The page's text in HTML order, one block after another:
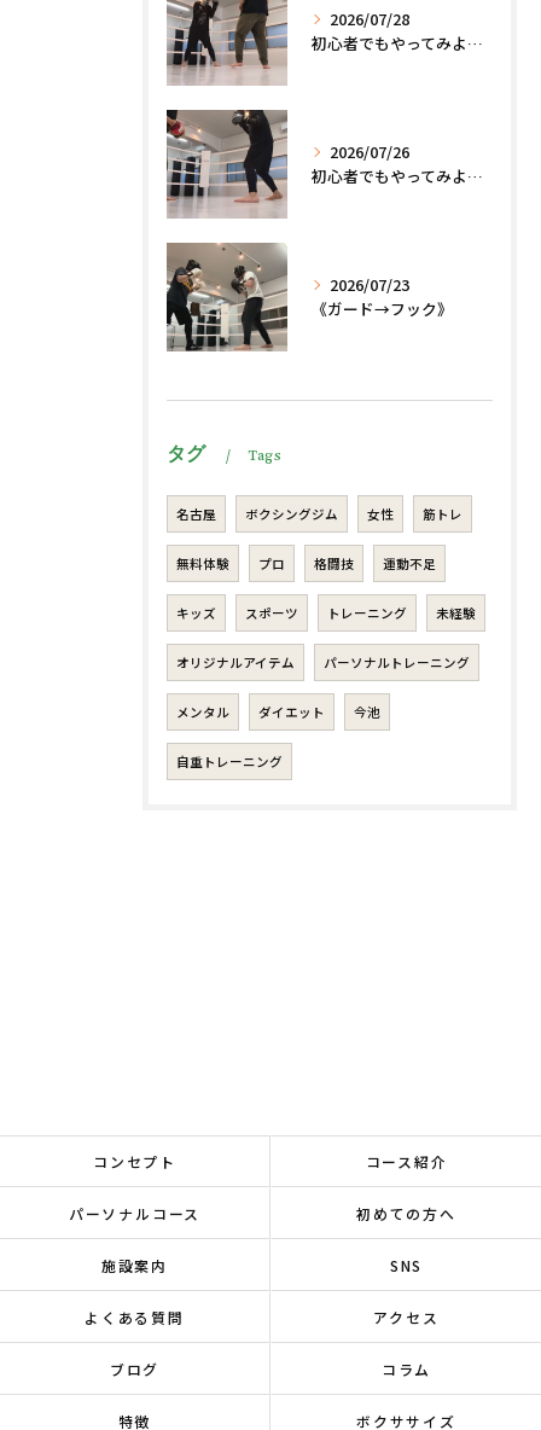
2026/07/28
初心者でもやってみよう、格闘技でダイエット脂肪燃焼🔥
2026/07/26
初心者でもやってみよう、格闘技でダイエット、脂肪燃焼🔥
2026/07/23
《ガード→フック》
タグ Tags
名古屋 ボクシングジム 女性 筋トレ
無料体験 プロ 格闘技 運動不足
キッズ スポーツ トレーニング 未経験
オリジナルアイテム パーソナルトレーニング
メンタル ダイエット 今池
自重トレーニング
コンセプト コース紹介
パーソナルコース 初めての方へ
施設案内 SNS
よくある質問 アクセス
ブログ コラム
特徴 ボクササイズ